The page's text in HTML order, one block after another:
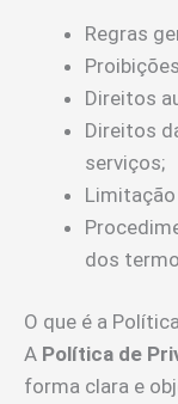
Regras
Direitos
Direitos
serviços;
dos
O que é a
A Política de
forma clara e